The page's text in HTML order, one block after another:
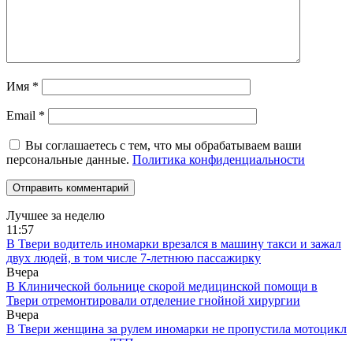
Имя *
Email *
Вы соглашаетесь с тем, что мы обрабатываем ваши
персональные данные. Политика конфиденциальности
Лучшее за неделю
11:57
В Твери водитель иномарки врезался в машину такси и зажал
двух людей, в том числе 7-летнюю пассажирку
Вчера
В Клинической больнице скорой медицинской помощи в
Твери отремонтировали отделение гнойной хирургии
Вчера
В Твери женщина за рулем иномарки не пропустила мотоцикл